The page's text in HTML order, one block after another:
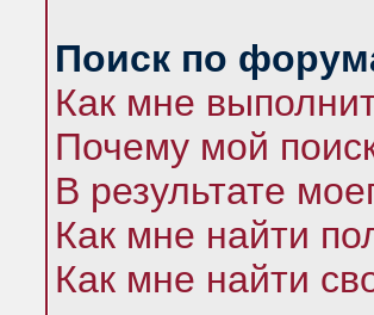
Поиск по
Как мне
Почему мой
В результате
Как мне найти
Как мне найти